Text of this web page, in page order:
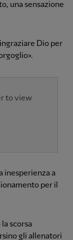
una sensazione
Dio per
to view
inesperienza a
per il
scorsa
gli allenatori